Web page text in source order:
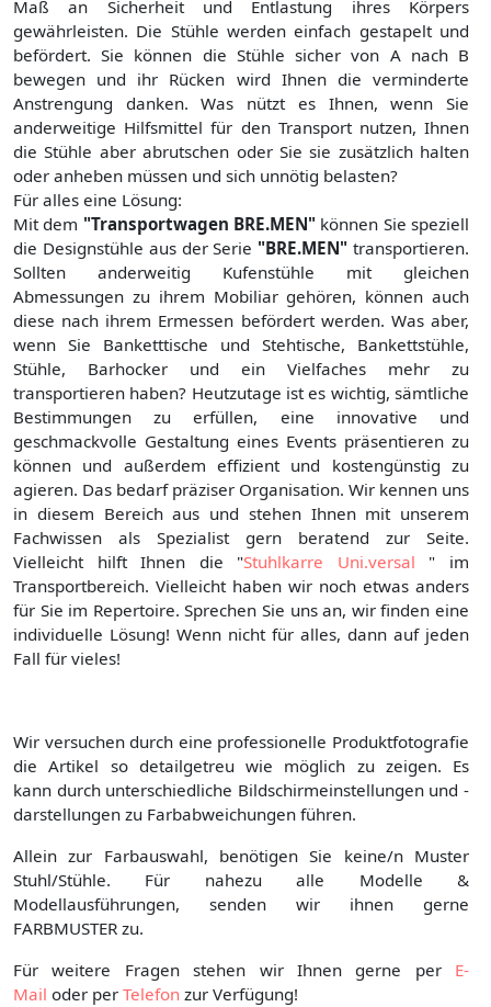
Maß an Sicherheit und Entlastung ihres Körpers
gewährleisten. Die Stühle werden einfach gestapelt und
befördert. Sie können die Stühle sicher von A nach B
bewegen und ihr Rücken wird Ihnen die verminderte
Anstrengung danken. Was nützt es Ihnen, wenn Sie
anderweitige Hilfsmittel für den Transport nutzen, Ihnen
die Stühle aber abrutschen oder Sie sie zusätzlich halten
oder anheben müssen und sich unnötig belasten?
Für alles eine Lösung:
Mit dem "Transportwagen BRE.MEN" können Sie speziell
die Designstühle aus der Serie "BRE.MEN" transportieren.
Sollten anderweitig Kufenstühle mit gleichen
Abmessungen zu ihrem Mobiliar gehören, können auch
diese nach ihrem Ermessen befördert werden. Was aber,
wenn Sie Banketttische und Stehtische, Bankettstühle,
Stühle, Barhocker und ein Vielfaches mehr zu
transportieren haben? Heutzutage ist es wichtig, sämtliche
Bestimmungen zu erfüllen, eine innovative und
geschmackvolle Gestaltung eines Events präsentieren zu
können und außerdem effizient und kostengünstig zu
agieren. Das bedarf präziser Organisation. Wir kennen uns
in diesem Bereich aus und stehen Ihnen mit unserem
Fachwissen als Spezialist gern beratend zur Seite.
Vielleicht hilft Ihnen die "Stuhlkarre Uni.versal " im
Transportbereich. Vielleicht haben wir noch etwas anders
für Sie im Repertoire. Sprechen Sie uns an, wir finden eine
individuelle Lösung! Wenn nicht für alles, dann auf jeden
Fall für vieles!
Wir versuchen durch eine professionelle Produktfotografie
die Artikel so detailgetreu wie möglich zu zeigen. Es
kann durch unterschiedliche Bildschirmeinstellungen und -
darstellungen zu Farbabweichungen führen.
Allein zur Farbauswahl, benötigen Sie keine/n Muster
Stuhl/Stühle. Für nahezu alle Modelle &
Modellausführungen, senden wir ihnen gerne
FARBMUSTER zu.
Für weitere Fragen stehen wir Ihnen gerne per E-
Mail oder per Telefon zur Verfügung!